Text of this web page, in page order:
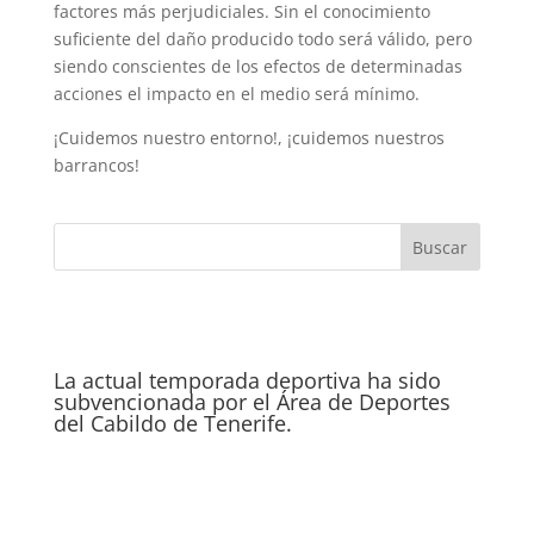
factores más perjudiciales. Sin el conocimiento
suficiente del daño producido todo será válido, pero
siendo conscientes de los efectos de determinadas
acciones el impacto en el medio será mínimo.
¡Cuidemos nuestro entorno!, ¡cuidemos nuestros
barrancos!
La actual temporada deportiva ha sido
subvencionada por el Área de Deportes
del Cabildo de Tenerife.